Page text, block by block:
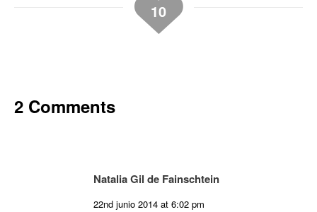
10
2 Comments
Natalia Gil de Fainschtein
22nd junio 2014 at 6:02 pm